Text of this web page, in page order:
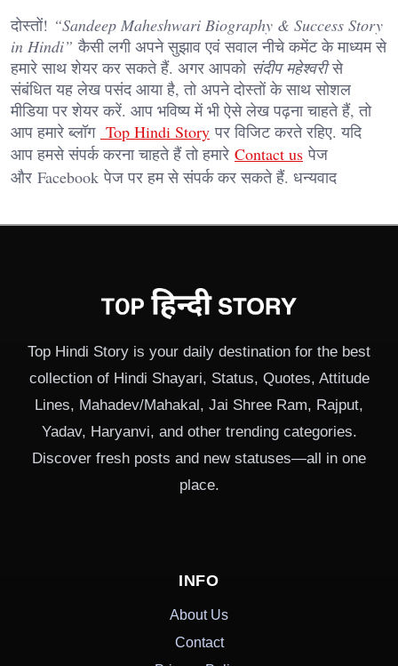
दोस्तों! “Sandeep Maheshwari Biography & Success Story
in Hindi” कैसी लगी अपने सुझाव एवं सवाल नीचे कमेंट के माध्यम से
हमारे साथ शेयर कर सकते हैं. अगर आपको संदीप महेश्वरीसे
संबंधित यह लेख पसंद आया है, तो अपने दोस्तों के साथ सोशल
मीडिया पर शेयर करें. आप भविष्य में भी ऐसे लेख पढ़ना चाहते हैं, तो
आप हमारे ब्लॉग Top Hindi Story पर विजिट करते रहिए. यदि
आप हमसे संपर्क करना चाहते हैं तो हमारे Contact us पेज
और Facebook पेज पर हम से संपर्क कर सकते हैं. धन्यवाद
Top Hindi Story is your daily destination for the best
collection of Hindi Shayari, Status, Quotes, Attitude
Lines, Mahadev/Mahakal, Jai Shree Ram, Rajput,
Yadav, Haryanvi, and other trending categories.
Discover fresh posts and new statuses—all in one
place.
INFO
About Us
Contact